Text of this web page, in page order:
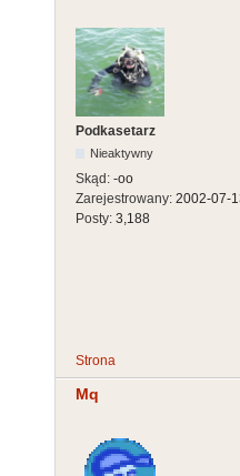
Podkasetarz
Nieaktywny
Skąd: -oo
Zarejestrowany: 2002-07-
Posty: 3,188
Strona
Mq